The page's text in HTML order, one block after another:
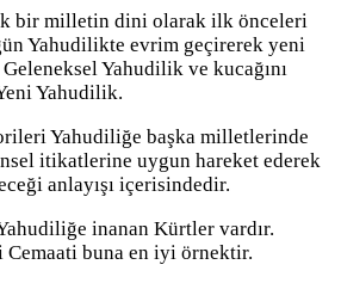
bir milletin dini olarak ilk önceleri
Yahudilikte evrim geçirerek yeni
Yahudilik ve kucağını
Yahudilik.
Yahudiliğe başka milletlerinde
itikatlerine uygun hareket ederek
anlayışı içerisindedir.
inanan Kürtler vardır.
buna en iyi örnektir.